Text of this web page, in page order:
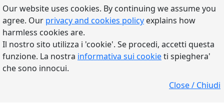
Our website uses cookies. By continuing we assume you
agree. Our privacy and cookies policy explains how
harmless cookies are.
Il nostro sito utilizza i 'cookie'. Se procedi, accetti questa
funzione. La nostra informativa sui cookieti spieghera'
che sono innocui.
Close / Chiudi